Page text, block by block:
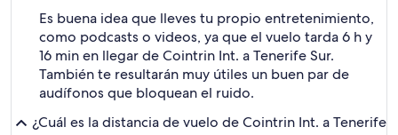
Es buena idea que lleves tu propio entretenimiento,
como podcasts o videos, ya que el vuelo tarda 6 h y
16 min en llegar de Cointrin Int. a Tenerife Sur.
También te resultarán muy útiles un buen par de
audífonos que bloquean el ruido.
¿Cuál es la distancia de vuelo de Cointrin Int. a Tenerife